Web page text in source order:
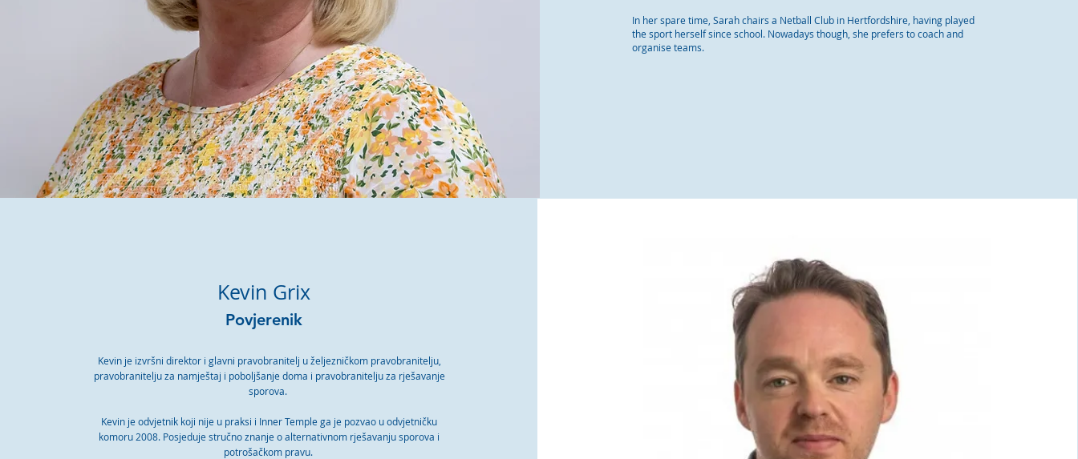
In her spare time, Sarah chairs a Netball Club in Hertfordshire, having played
the sport herself since school. Nowadays though, she prefers to coach and
organise teams.
Kevin Grix
Povjerenik
Kevin je izvršni direktor i glavni pravobranitelj u željezničkom pravobranitelju,
pravobranitelju za namještaj i poboljšanje doma i pravobranitelju za rješavanje
sporova.
Kevin je odvjetnik koji nije u praksi i Inner Temple ga je pozvao u odvjetničku
komoru 2008. Posjeduje stručno znanje o alternativnom rješavanju sporova i
potrošačkom pravu.